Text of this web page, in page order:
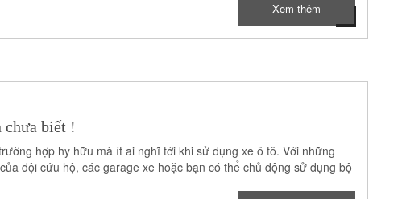
Xem thêm
chưa biết !
hợp hy hữu mà ít ai nghĩ tới khi sử dụng xe ô tô. Với những
đội cứu hộ, các garage xe hoặc bạn có thể chủ động sử dụng bộ